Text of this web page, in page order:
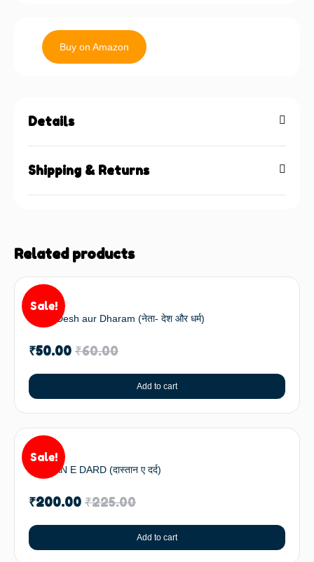
Buy on Amazon
Details
Shipping & Returns
Related products
Sale!
Neta- Desh aur Dharam (नेता- देश और धर्म)
₹60.00
₹50.00
Add to cart
Sale!
DASTAN E DARD (दास्तान ए दर्द)
₹225.00
₹200.00
Add to cart